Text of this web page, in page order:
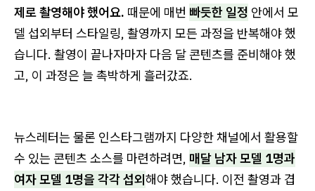
제로 촬영해야 했어요. 때문에 매번 빠듯한 일정 안에서 모
델 섭외부터 스타일링, 촬영까지 모든 과정을 반복해야 했
습니다. 촬영이 끝나자마자 다음 달 콘텐츠를 준비해야 했
고, 이 과정은 늘 촉박하게 흘러갔죠.
뉴스레터는 물론 인스타그램까지 다양한 채널에서 활용할
수 있는 콘텐츠 소스를 마련하려면, 매달 남자 모델 1명과
여자 모델 1명을 각각 섭외해야 했습니다. 이전 촬영과 겹